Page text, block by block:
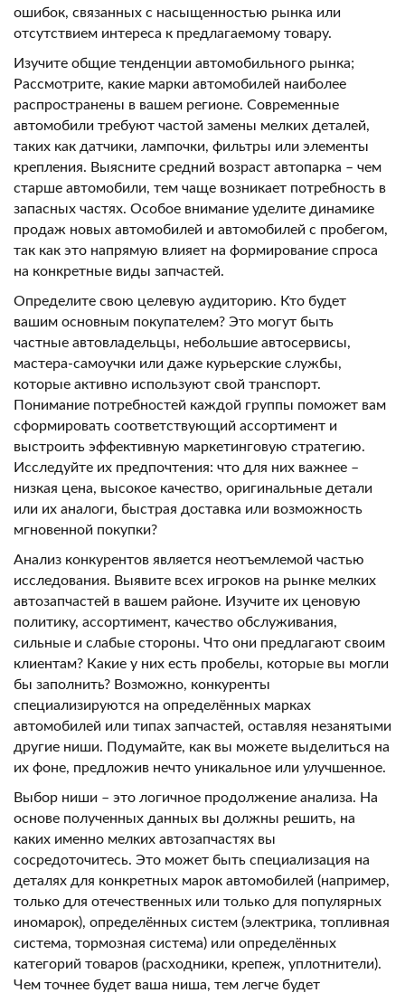
ошибок, связанных с насыщенностью рынка или
отсутствием интереса к предлагаемому товару.
Изучите общие тенденции автомобильного рынка;
Рассмотрите, какие марки автомобилей наиболее
распространены в вашем регионе. Современные
автомобили требуют частой замены мелких деталей,
таких как датчики, лампочки, фильтры или элементы
крепления. Выясните средний возраст автопарка – чем
старше автомобили, тем чаще возникает потребность в
запасных частях. Особое внимание уделите динамике
продаж новых автомобилей и автомобилей с пробегом,
так как это напрямую влияет на формирование спроса
на конкретные виды запчастей.
Определите свою целевую аудиторию. Кто будет
вашим основным покупателем? Это могут быть
частные автовладельцы, небольшие автосервисы,
мастера-самоучки или даже курьерские службы,
которые активно используют свой транспорт.
Понимание потребностей каждой группы поможет вам
сформировать соответствующий ассортимент и
выстроить эффективную маркетинговую стратегию.
Исследуйте их предпочтения: что для них важнее –
низкая цена, высокое качество, оригинальные детали
или их аналоги, быстрая доставка или возможность
мгновенной покупки?
Анализ конкурентов является неотъемлемой частью
исследования. Выявите всех игроков на рынке мелких
автозапчастей в вашем районе. Изучите их ценовую
политику, ассортимент, качество обслуживания,
сильные и слабые стороны. Что они предлагают своим
клиентам? Какие у них есть пробелы, которые вы могли
бы заполнить? Возможно, конкуренты
специализируются на определённых марках
автомобилей или типах запчастей, оставляя незанятыми
другие ниши. Подумайте, как вы можете выделиться на
их фоне, предложив нечто уникальное или улучшенное.
Выбор ниши – это логичное продолжение анализа. На
основе полученных данных вы должны решить, на
каких именно мелких автозапчастях вы
сосредоточитесь. Это может быть специализация на
деталях для конкретных марок автомобилей (например,
только для отечественных или только для популярных
иномарок), определённых систем (электрика, топливная
система, тормозная система) или определённых
категорий товаров (расходники, крепеж, уплотнители).
Чем точнее будет ваша ниша, тем легче будет